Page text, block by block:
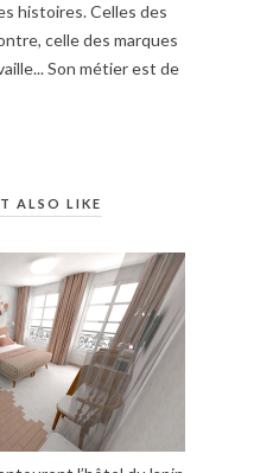
histoires. Celles des
celle des marques
Son métier est de
ALSO LIKE